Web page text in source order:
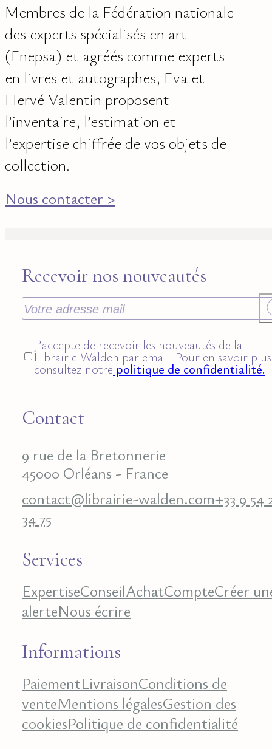
Membres de la Fédération nationale
des experts spécialisés en art
(Fnepsa) et agréés comme experts
en livres et autographes, Eva et
Hervé Valentin proposent
l’inventaire, l’estimation et
l’expertise chiffrée de vos objets de
collection.
Nous contacter >
Recevoir nos nouveautés
J’accepte de recevoir les nouveautés de la
Librairie Walden par email. Pour en savoir
consultez notre politique de confidentialité.
Contact
9 rue de la Bretonnerie
45000 Orléans - France
contact@librairie-walden.com+33 9 54
34 75
Services
ExpertiseConseilAchatCompteCréer
alerteNous écrire
Informations
PaiementLivraisonConditions de
venteMentions légalesGestion des
cookiesPolitique de confidentialité